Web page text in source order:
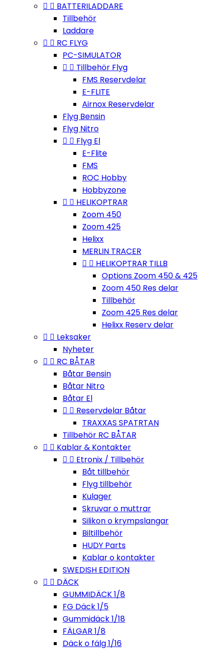
  BATTERILADDARE
Tillbehör
Laddare
  RC FLYG
PC-SIMULATOR
  Tillbehör Flyg
FMS Reservdelar
E-FLITE
Airnox Reservdelar
Flyg Bensin
Flyg Nitro
  Flyg El
E-Flite
FMS
ROC Hobby
Hobbyzone
  HELIKOPTRAR
Zoom 450
Zoom 425
Helixx
MERLIN TRACER
  HELIKOPTRAR TILLB
Options Zoom 450 & 425
Zoom 450 Res delar
Tillbehör
Zoom 425 Res delar
Helixx Reserv delar
  Leksaker
Nyheter
  RC BÅTAR
Båtar Bensin
Båtar Nitro
Båtar El
  Reservdelar Båtar
TRAXXAS SPATRTAN
Tillbehör RC BÅTAR
  Kablar & Kontakter
  Etronix / Tillbehör
Båt tillbehör
Flyg tillbehör
Kulager
Skruvar o muttrar
Silikon o krympslangar
Biltillbehör
HUDY Parts
Kablar o kontakter
SWEDISH EDITION
  DÄCK
GUMMIDÄCK 1/8
FG Däck 1/5
Gummidäck 1/18
FÄLGAR 1/8
Däck o fälg 1/16